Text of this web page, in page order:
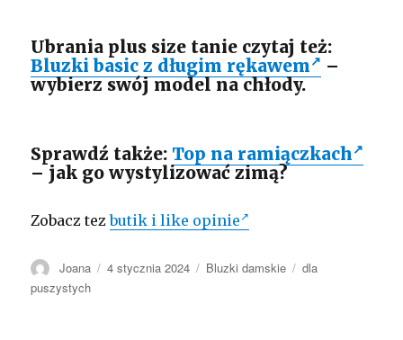
Ubrania plus size tanie czytaj też:
Bluzki basic z długim rękawem
–
wybierz swój model na chłody.
Sprawdź także: Top na ramiączkach
– jak go wystylizować zimą?
Zobacz tezbutik i like opinie
Autor
Joana Opublikowano
4 stycznia 2024 Kategorie
Bluzki damskie Tagi
dla
puszystych